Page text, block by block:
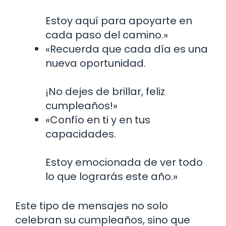
Estoy aquí para apoyarte en
cada paso del camino.»
«Recuerda que cada día es una
nueva oportunidad.
¡No dejes de brillar, feliz
cumpleaños!»
«Confío en ti y en tus
capacidades.
Estoy emocionada de ver todo
lo que lograrás este año.»
Este tipo de mensajes no solo
celebran su cumpleaños, sino que